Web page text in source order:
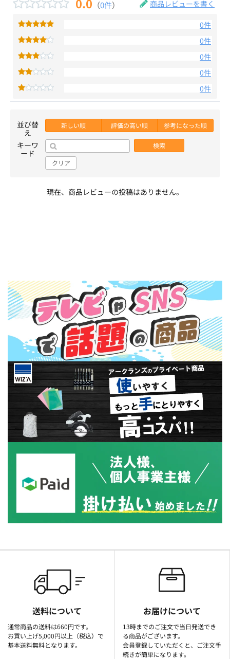
（0件） 商品レビューを書く
0件
0件
0件
0件
0件
並び替
え
新しい順 評価の高い順 参考になった順
キーワ
ード
検索
クリア
現在、商品レビューの投稿はありません。
送料について
通常商品の送料は660円です。
お買い上げ5,000円以上（税込）で
基本送料無料となります。
お届けについて
13時までのご注文で当日発送でき
る商品がございます。
会員登録していただくと、ご注文手
続きが簡単になります。